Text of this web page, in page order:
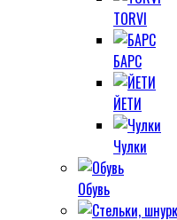
TORVI
БАРС
ЙЕТИ
Чулки
Обувь